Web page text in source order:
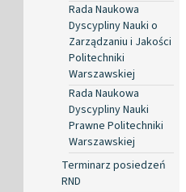
Rada Naukowa
Dyscypliny Nauki o
Zarządzaniu i Jakości
Politechniki
Warszawskiej
Rada Naukowa
Dyscypliny Nauki
Prawne Politechniki
Warszawskiej
Terminarz posiedzeń
RND